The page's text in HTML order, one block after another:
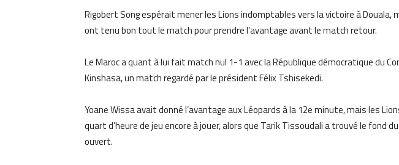
Rigobert Song espérait mener les Lions indomptables vers la victoire à Douala,
ont tenu bon tout le match pour prendre l’avantage avant le match retour.
Le Maroc a quant à lui fait match nul 1-1 avec la République démocratique du
Kinshasa, un match regardé par le président Félix Tshisekedi.
Yoane Wissa avait donné l’avantage aux Léopards à la 12e minute, mais les
quart d’heure de jeu encore à jouer, alors que Tarik Tissoudali a trouvé le fond
ouvert.